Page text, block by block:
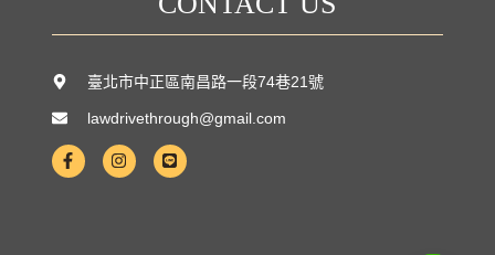
臺北市中正區南昌路一段74巷21號
lawdrivethrough@gmail.com